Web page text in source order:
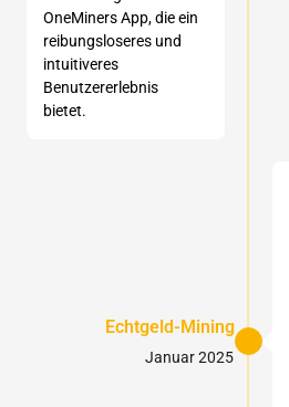
OneMiners App, die ein
reibungsloseres und
intuitiveres
Benutzererlebnis
bietet.
Echtgeld-Mining
Januar 2025